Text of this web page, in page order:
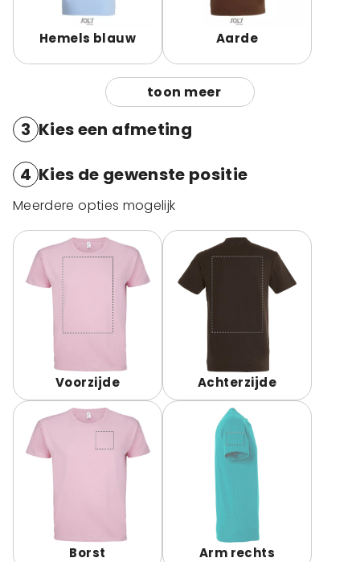
Hemels blauw Aarde
toon meer
3 Kies een afmeting
4 Kies de gewenste positie
Meerdere opties mogelijk
Voorzijde Achterzijde
Borst Arm rechts